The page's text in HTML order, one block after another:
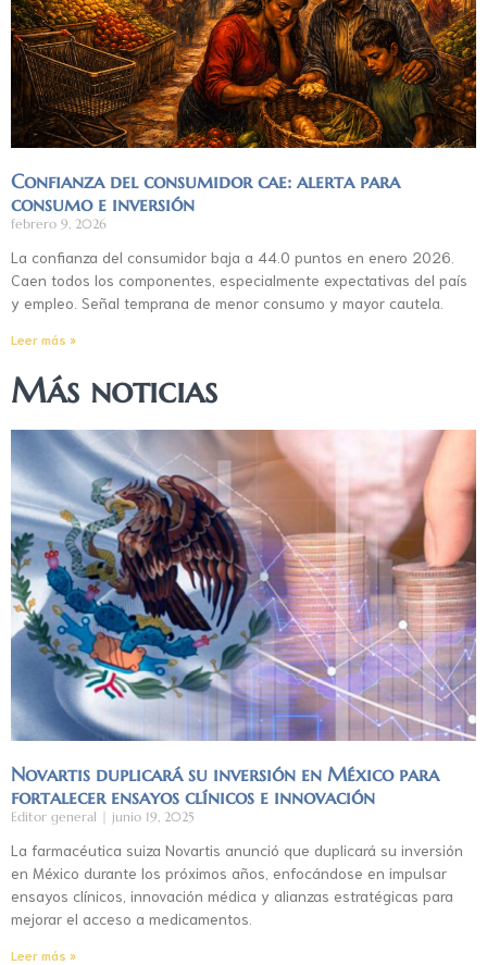
Confianza del consumidor cae: alerta para
consumo e inversión
febrero 9, 2026
La confianza del consumidor baja a 44.0 puntos en enero 2026.
Caen todos los componentes, especialmente expectativas del país
y empleo. Señal temprana de menor consumo y mayor cautela.
Leer más »
Más noticias
Novartis duplicará su inversión en México para
fortalecer ensayos clínicos e innovación
Editor general junio 19, 2025
La farmacéutica suiza Novartis anunció que duplicará su inversión
en México durante los próximos años, enfocándose en impulsar
ensayos clínicos, innovación médica y alianzas estratégicas para
mejorar el acceso a medicamentos.
Leer más »